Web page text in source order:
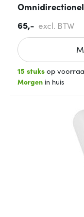
65,- excl. BTW
15 stuksop
Morgen in huis